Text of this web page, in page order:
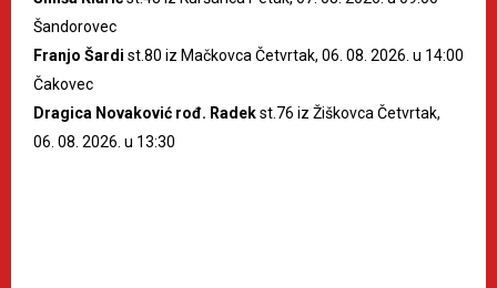
Šandorovec
Franjo Šardi st.80 iz Mačkovca Četvrtak, 06. 08. 2026. u 14:00
Čakovec
Dragica Novaković rođ. Radekst.76 iz Žiškovca Četvrtak,
06. 08. 2026. u 13:30